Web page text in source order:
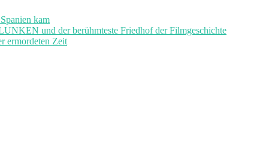
kam
und der berühmteste Friedhof der Filmgeschichte
ermordeten Zeit